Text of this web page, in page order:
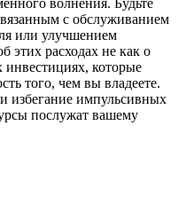
с обслуживанием
или улучшением
этих расходах не как о
инвестициях, которые
того, чем вы владеете.
избегание импульсивных
послужат вашему